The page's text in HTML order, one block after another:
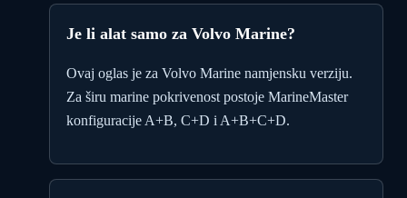
Je li alat samo za Volvo Marine?
Ovaj oglas je za Volvo Marine namjensku verziju.
Za širu marine pokrivenost postoje MarineMaster
konfiguracije A+B, C+D i A+B+C+D.